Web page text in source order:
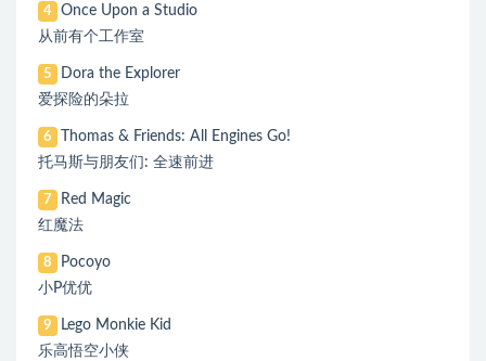
4
Once Upon a Studio
从前有个工作室
5
Dora the Explorer
爱探险的朵拉
6
Thomas & Friends: All Engines Go!
托马斯与朋友们: 全速前进
7
Red Magic
红魔法
8
Pocoyo
小P优优
9
Lego Monkie Kid
乐高悟空小侠